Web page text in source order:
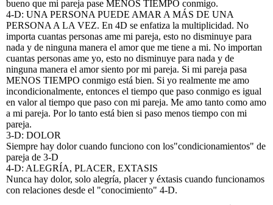
bueno que mi pareja pase MENOS TIEMPO conmigo.
4-D: UNA PERSONA PUEDE AMAR A MÁS DE UNA
PERSONA A LA VEZ. En 4D se enfatiza la multiplicidad. No
importa cuantas personas ame mi pareja, esto no disminuye para
nada y de ninguna manera el amor que me tiene a mi. No importan
cuantas personas ame yo, esto no disminuye para nada y de
ninguna manera el amor siento por mi pareja. Si mi pareja pasa
MENOS TIEMPO conmigo está bien. Si yo realmente me amo
incondicionalmente, entonces el tiempo que paso conmigo es igual
en valor al tiempo que paso con mi pareja. Me amo tanto como amo
a mi pareja. Por lo tanto está bien si paso menos tiempo con mi
pareja.
3-D: DOLOR
Siempre hay dolor cuando funciono con los"condicionamientos" de
pareja de 3-D
4-D: ALEGRÍA, PLACER, EXTASIS
Nunca hay dolor, solo alegría, placer y éxtasis cuando funcionamos
con relaciones desde el "conocimiento" 4-D.